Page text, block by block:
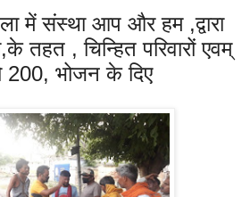
में संस्था आप और हम ,द्वारा
तहत , चिन्हित परिवारों एवम्
200, भोजन के दिए